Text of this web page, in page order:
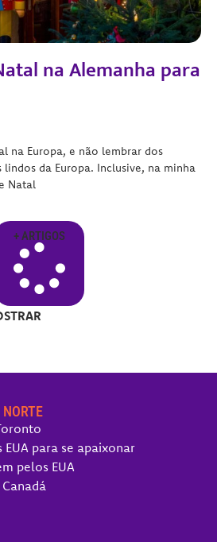
na Alemanha para
na Europa, e não lembrar dos
da Europa. Inclusive, na minha
Natal
+ ARTIGOS
EUA para se apaixonar
pelos EUA